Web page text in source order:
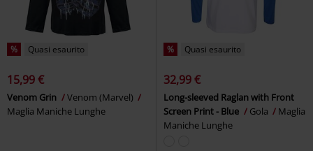
% Quasi esaurito
15,99 €
Venom Grin
Venom (Marvel)
Maglia Maniche Lunghe
% Quasi esaurito
32,99 €
Long-sleeved Raglan with Front
Screen Print - Blue
Gola
Maglia
Maniche Lunghe